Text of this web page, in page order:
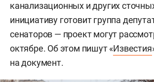
канализационных и других
инициативу готовит группа
сенаторов — проект могут
октябре. Об этом пишут «Известия
на документ.